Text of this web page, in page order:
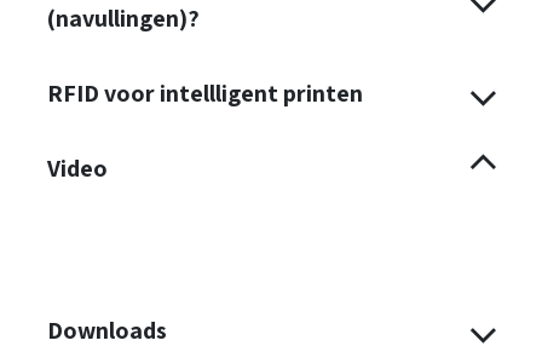
(navullingen)?
RFID voor intellligent printen
Alle afdrukparameters zijn ingebed in RFID, die
Video
Downloads